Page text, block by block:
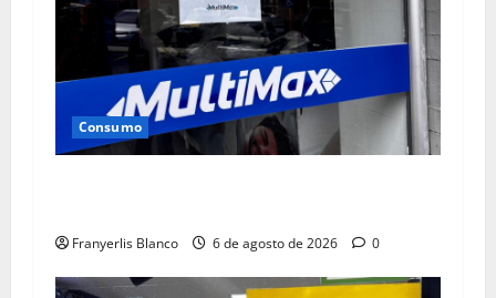
Consumo
Franyerlis Blanco 6 de agosto de 2026 0